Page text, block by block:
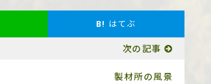
B! はてぶ
次の記事
製材所の風景